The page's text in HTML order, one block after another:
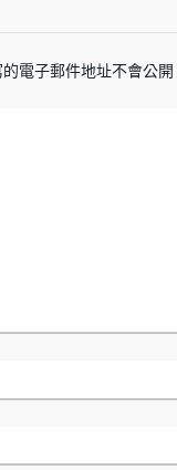
電子郵件地址不會公開